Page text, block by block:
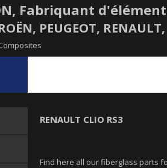
Fabriquant
PEUGEOT,
RENAULT CLIO RS3
Find here all our fiberglass parts